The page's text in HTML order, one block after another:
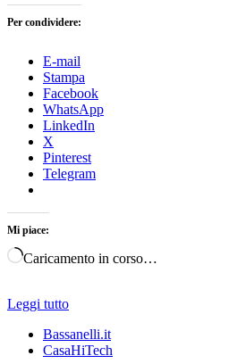
Per condividere:
E-mail
Stampa
Facebook
WhatsApp
LinkedIn
X
Pinterest
Telegram
Mi piace:
Caricamento in corso…
Leggi tutto
Bassanelli.it
CasaHiTech